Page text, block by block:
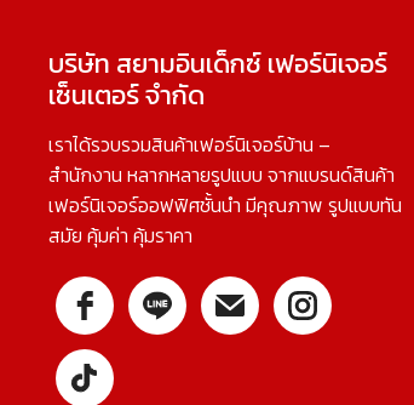
บริษัท สยามอินเด็กซ์ เฟอร์นิเจอร์
เซ็นเตอร์ จำกัด
เราได้รวบรวมสินค้าเฟอร์นิเจอร์บ้าน –
สำนักงาน หลากหลายรูปแบบ จากแบรนด์สินค้า
เฟอร์นิเจอร์ออฟฟิศชั้นนำ มีคุณภาพ รูปแบบทัน
สมัย คุ้มค่า คุ้มราคา